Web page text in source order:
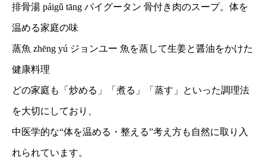
排骨湯 páigǔ tāng パイグータン 骨付き肉のスープ。体を
温める家庭の味
蒸魚 zhēng yú ジョンユー 魚を蒸して生姜と醤油をかけた
健康料理
どの家庭も「炒める」「煮る」「蒸す」といった調理法
を大切にしており、
中医学的な“体を温める・整える”考え方も自然に取り入
れられています。